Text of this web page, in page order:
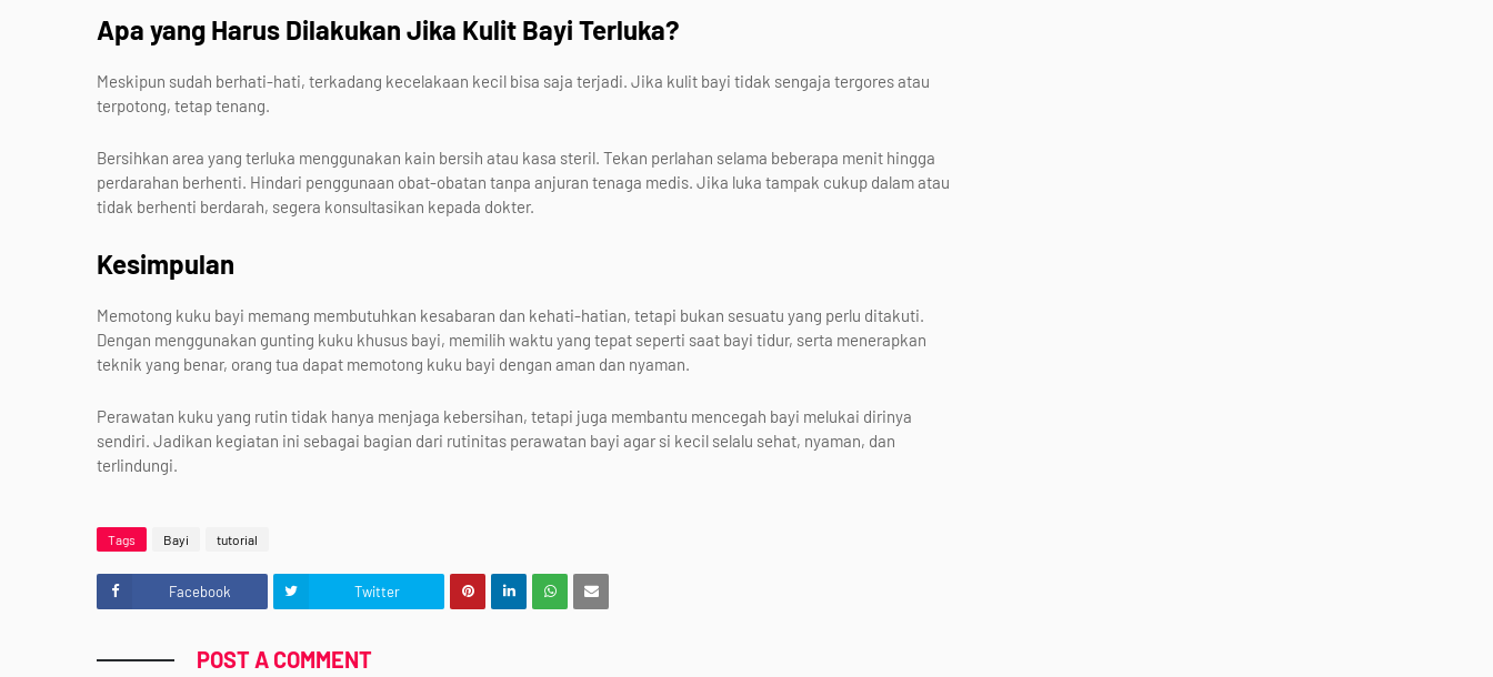
Apa yang Harus Dilakukan Jika Kulit Bayi Terluka?
Meskipun sudah berhati-hati, terkadang kecelakaan kecil bisa saja terjadi. Jika kulit bayi tidak sengaja tergores atau
terpotong, tetap tenang.
Bersihkan area yang terluka menggunakan kain bersih atau kasa steril. Tekan perlahan selama beberapa menit hingga
perdarahan berhenti. Hindari penggunaan obat-obatan tanpa anjuran tenaga medis. Jika luka tampak cukup dalam atau
tidak berhenti berdarah, segera konsultasikan kepada dokter.
Kesimpulan
Memotong kuku bayi memang membutuhkan kesabaran dan kehati-hatian, tetapi bukan sesuatu yang perlu ditakuti.
Dengan menggunakan gunting kuku khusus bayi, memilih waktu yang tepat seperti saat bayi tidur, serta menerapkan
teknik yang benar, orang tua dapat memotong kuku bayi dengan aman dan nyaman.
Perawatan kuku yang rutin tidak hanya menjaga kebersihan, tetapi juga membantu mencegah bayi melukai dirinya
sendiri. Jadikan kegiatan ini sebagai bagian dari rutinitas perawatan bayi agar si kecil selalu sehat, nyaman, dan
terlindungi.
Tags Bayi tutorial
Facebook Twitter
POST A COMMENT